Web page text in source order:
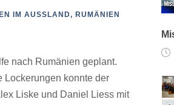
IM AUSSLAND , RUMÄNIEN
nach Rumänien geplant.
Lockerungen konnte der
Liske und Daniel Liess mit